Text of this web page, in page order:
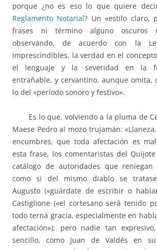
porque ¿no es eso lo que quiere
Reglamento Notarial? Un «estilo claro,
frases ni término alguno oscuros
observando, de acuerdo con la
imprescindibles, la verdad en el
el lenguaje y la severidad en la
entrañable, y cervantino, aunque omita,
lo del «período sonoro y festivo».
Es lo que, volviendo a la pluma de
Maese Pedro al mozo trujamán:
encumbres, que toda afectación es
esta frase, los comentaristas del
catálogo de autoridades que
como si del mismo diablo se
Augusto («guárdate de escribir o
Castiglione («el cortesano será tenido
todo terná gracia, especialmente en
afectación»); pero nadie tan
sencillo, como Juan de Valdés en